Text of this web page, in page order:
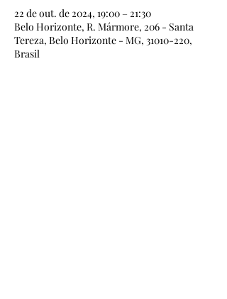
22 de out. de 2024, 19:00 – 21:30
Belo Horizonte, R. Mármore, 206 - Santa
Tereza, Belo Horizonte - MG, 31010-220,
Brasil